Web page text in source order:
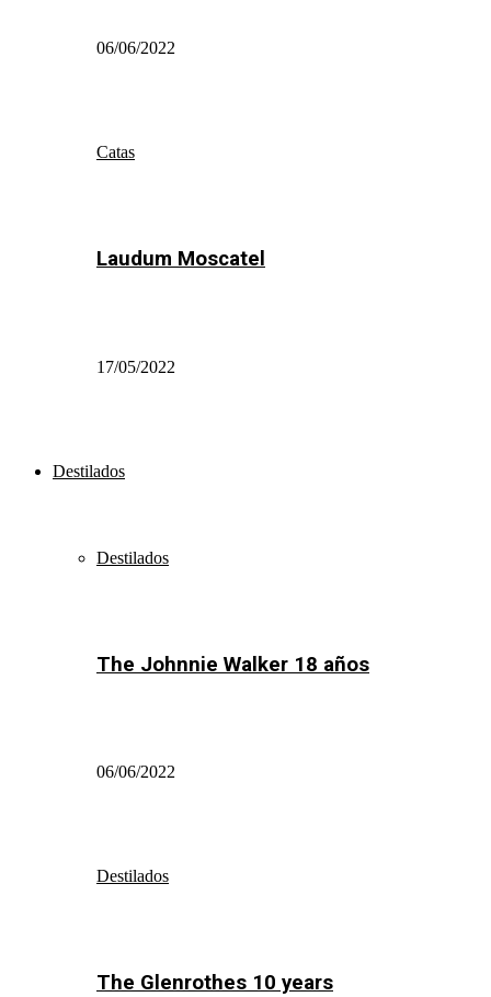
06/06/2022
Catas
Laudum Moscatel
17/05/2022
Destilados
Destilados
The Johnnie Walker 18 años
06/06/2022
Destilados
The Glenrothes 10 years